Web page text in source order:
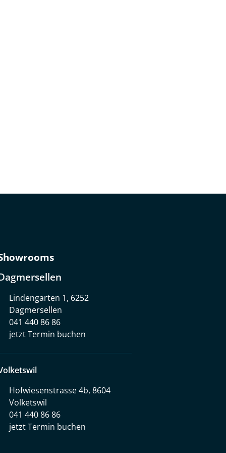
Lindengarten 1, 6252
Dagmersellen
041 440 86 86
jetzt Termin buchen
Hofwiesenstrasse 4b, 8604
Volketswil
041 440 86 86
jetzt Termin buchen